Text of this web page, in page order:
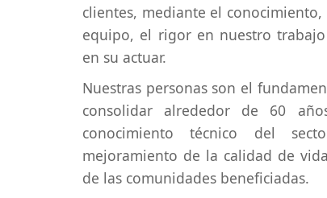
clientes, mediante el
equipo, el rigor en nuestro
en su actuar.
Nuestras personas son el
consolidar alrededor de 60
conocimiento técnico del
mejoramiento de la calidad de
de las comunidades beneficiadas.